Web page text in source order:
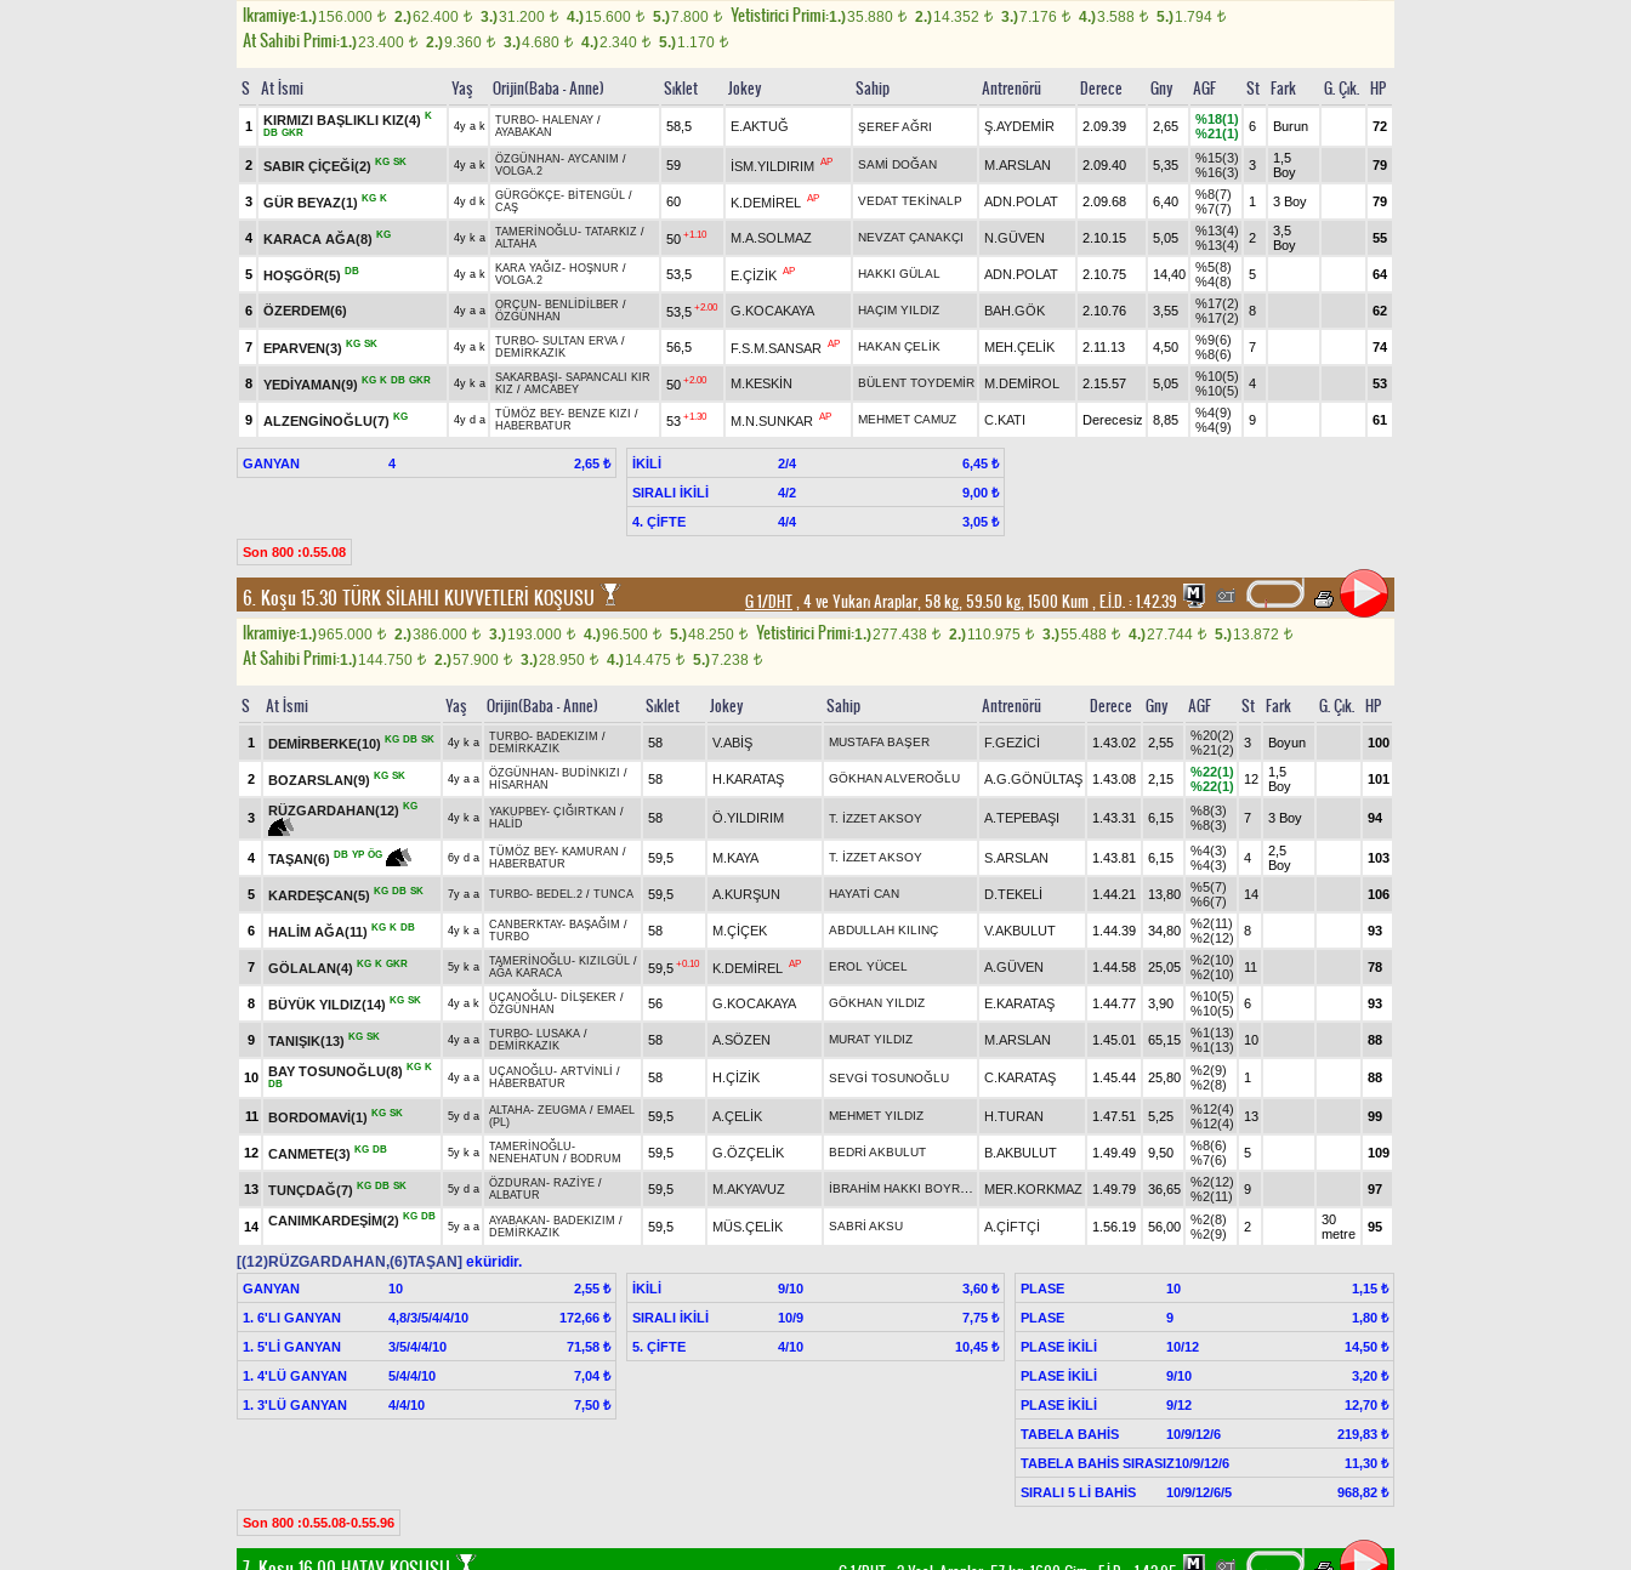
Ikramiye:1.)156.000 t 2.)62.400 t 3.)31.200 t 4.)15.600 t 5.)7.800 t Yetistirici Primi:1.)35.880 t 2.)14.352 t 3.)7.176 t 4.)3.588 t 5.)1.794 t
At Sahibi Primi:1.)23.400 t 2.)9.360 t 3.)4.680 t 4.)2.340 t 5.)1.170 t
S At İsmi Yaş Orijin(Baba - Anne) Sıklet Jokey Sahip Antrenörü Derece Gny AGF St Fark G. Çık. HP
1 KIRMIZI BAŞLIKLI KIZ(4) K
DB GKR
4y a k TURBO- HALENAY /
AYABAKAN
58,5 E.AKTUĞ ŞEREF AĞRI Ş.AYDEMİR 2.09.39 2,65
%18(1)
%21(1)
6 Burun 72
2 SABIR ÇİÇEĞİ(2) KG SK 4y a k ÖZGÜNHAN - AYCANIM /
VOLGA.2
59 İSM.YILDIRIM AP SAMİ DOĞAN M.ARSLAN 2.09.40 5,35
%15(3)
%16(3)
3
1,5
Boy
79
3 GÜR BEYAZ(1) KG K 4y d k GÜRGÖKÇE- BİTENGÜL /
CAŞ
60 K.DEMİREL AP VEDAT TEKİNALP ADN.POLAT 2.09.68 6,40
%8(7)
%7(7)
1 3 Boy 79
4 KARACA AĞA(8) KG 4y k a TAMERİNOĞLU- TATARKIZ /
ALTAHA
50 +1.10 M.A.SOLMAZ NEVZAT ÇANAKÇI N.GÜVEN 2.10.15 5,05
%13(4)
%13(4)
2
3,5
Boy
55
5 HOŞGÖR(5) DB 4y a k KARA YAĞIZ- HOŞNUR /
VOLGA.2
53,5 E.ÇİZİK AP HAKKI GÜLAL ADN.POLAT 2.10.75 14,40
%5(8)
%4(8)
5 64
6 ÖZERDEM(6) 4y a a ORÇUN - BENLİDİLBER /
ÖZGÜNHAN
53,5 +2.00 G.KOCAKAYA HAÇIM YILDIZ BAH.GÖK 2.10.76 3,55
%17(2)
%17(2)
8 62
7 EPARVEN(3) KG SK 4y a k TURBO- SULTAN ERVA /
DEMİRKAZIK
56,5 F.S.M.SANSAR AP HAKAN ÇELİK MEH.ÇELİK 2.11.13 4,50
%9(6)
%8(6)
7 74
8 YEDİYAMAN(9) KG K DB GKR 4y k a SAKARBAŞI - SAPANCALI KIR
KIZ / AMCABEY 50 +2.00 M.KESKİN BÜLENT TOYDEMİR M.DEMİROL 2.15.57 5,05
%10(5)
%10(5)
4 53
9 ALZENGİNOĞLU(7) KG 4y d a TÜMÖZ BEY- BENZE KIZI /
HABERBATUR
53 +1.30 M.N.SUNKAR AP MEHMET CAMUZ C.KATI Derecesiz 8,85
%4(9)
%4(9)
9 61
GANYAN 4 2,65 ₺ İKİLİ 2/4
6,45 ₺
SIRALI İKİLİ
4/2
9,00 ₺
4. ÇİFTE
4/4 3,05 ₺
Son 800 :0.55.08
6. Koşu 15.30 TÜRK SİLAHLI KUVVETLERİ KOŞUSU G 1/DHT, 4 ve Yukarı Araplar, 58 kg, 59.50 kg, 1500 Kum,E.İ.D. :1.42.39
Ikramiye:1.)965.000 t 2.)386.000 t 3.)193.000 t 4.)96.500 t 5.)48.250 t Yetistirici Primi:1.)277.438 t 2.)110.975 t 3.)55.488 t 4.)27.744 t 5.)13.872 t
At Sahibi Primi:1.)144.750 t 2.)57.900 t 3.)28.950 t 4.)14.475 t 5.)7.238 t
S At İsmi Yaş Orijin(Baba - Anne) Sıklet Jokey Sahip Antrenörü Derece Gny AGF St Fark G. Çık. HP
1 DEMİRBERKE(10) KG DB SK 4y k a TURBO- BADEKIZIM /
DEMİRKAZIK
58 V.ABİŞ MUSTAFA BAŞER F.GEZİCİ 1.43.02 2,55
%20(2)
%21(2)
3 Boyun 100
2 BOZARSLAN(9) KG SK 4y a a ÖZGÜNHAN - BUDİNKIZI /
HİSARHAN
58 H.KARATAŞ GÖKHAN ALVEROĞLU A.G.GÖNÜLTAŞ 1.43.08 2,15
%22(1)
%22(1)
12
1,5
Boy
101
3
RÜZGARDAHAN(12) KG
4y k a YAKUPBEY- ÇIĞIRTKAN /
HALİD
58 Ö.YILDIRIM T. İZZET AKSOY A.TEPEBAŞI 1.43.31 6,15
%8(3)
%8(3)
7 3 Boy 94
4 TAŞAN(6) DB YP ÖG 6y d a TÜMÖZ BEY- KAMURAN /
HABERBATUR
59,5 M.KAYA T. İZZET AKSOY S.ARSLAN 1.43.81 6,15
%4(3)
%4(3)
4
2,5
Boy
103
5 KARDEŞCAN(5) KG DB SK 7y a a TURBO- BEDEL.2 / TUNCA 59,5 A.KURŞUN HAYATİ CAN D.TEKELİ 1.44.21 13,80
%5(7)
%6(7)
14 106
6 HALİM AĞA(11) KG K DB 4y k a CANBERKTAY- BAŞAĞIM /
TURBO
58 M.ÇİÇEK ABDULLAH KILINÇ V.AKBULUT 1.44.39 34,80
%2(11)
%2(12)
8 93
7 GÖLALAN(4) KG K GKR 5y k a TAMERİNOĞLU- KIZILGÜL /
AĞA KARACA
59,5 +0.10 K.DEMİREL AP EROL YÜCEL A.GÜVEN 1.44.58 25,05
%2(10)
%2(10)
11 78
8 BÜYÜK YILDIZ(14) KG SK 4y a k UÇANOĞLU- DİLŞEKER /
ÖZGÜNHAN
56 G.KOCAKAYA GÖKHAN YILDIZ E.KARATAŞ 1.44.77 3,90
%10(5)
%10(5)
6 93
9 TANIŞIK(13) KG SK 4y a a TURBO- LUSAKA /
DEMİRKAZIK
58 A.SÖZEN MURAT YILDIZ M.ARSLAN 1.45.01 65,15
%1(13)
%1(13)
10 88
10 BAY TOSUNOĞLU(8) KG K
DB
4y a a UÇANOĞLU- ARTVİNLİ /
HABERBATUR
58 H.ÇİZİK SEVGİ TOSUNOĞLU C.KARATAŞ 1.45.44 25,80
%2(9)
%2(8)
1 88
11 BORDOMAVİ(1) KG SK 5y d a ALTAHA- ZEUGMA / EMAEL
(PL)
59,5 A.ÇELİK MEHMET YILDIZ H.TURAN 1.47.51 5,25
%12(4)
%12(4)
13 99
12 CANMETE(3) KG DB 5y k a TAMERİNOĞLU-
NENEHATUN / BODRUM 59,5 G.ÖZÇELİK BEDRİ AKBULUT B.AKBULUT 1.49.49 9,50
%8(6)
%7(6)
5 109
13 TUNÇDAĞ(7) KG DB SK 5y d a ÖZDURAN - RAZİYE /
ALBATUR
59,5 M.AKYAVUZ MER.KORKMAZ 1.49.79 36,65
%2(12)
%2(11)
9 97
14 CANIMKARDEŞİM(2) KG DB
5y a a AYABAKAN - BADEKIZIM /
DEMİRKAZIK
59,5 MÜS.ÇELİK SABRİ AKSU A.ÇİFTÇİ 1.56.19 56,00
%2(8)
%2(9)
2
30
metre
95
[(12)RÜZGARDAHAN,(6)TAŞAN] eküridir.
GANYAN 10
2,55 ₺
1. 6'LI GANYAN
4,8/3/5/4/4/10
172,66 ₺
1. 5'Lİ GANYAN
3/5/4/4/10
71,58 ₺
1. 4'LÜ GANYAN
5/4/4/10
7,04 ₺
1. 3'LÜ GANYAN
4/4/10 7,50 ₺
İKİLİ 9/10
3,60 ₺
SIRALI İKİLİ
10/9
7,75 ₺
5. ÇİFTE
4/10 10,45 ₺
PLASE 10
1,15 ₺
PLASE
9
1,80 ₺
PLASE İKİLİ
10/12
14,50 ₺
PLASE İKİLİ
9/10
3,20 ₺
PLASE İKİLİ
9/12
12,70 ₺
TABELA BAHİS
10/9/12/6
219,83 ₺
TABELA BAHİS SIRASIZ10/9/12/6
11,30 ₺
SIRALI 5 Lİ BAHİS
10/9/12/6/5 968,82 ₺
Son 800 :0.55.08-0.55.96